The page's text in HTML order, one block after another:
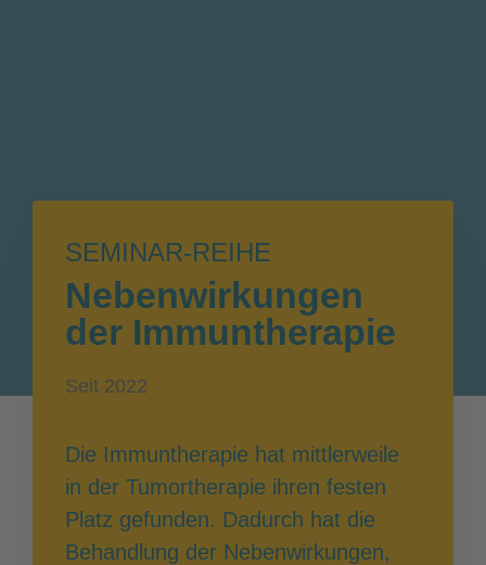
SEMINAR-REIHE
Nebenwirkungen
der Immuntherapie
Seit 2022
Die Immuntherapie hat mittlerweile
in der Tumortherapie ihren festen
Platz gefunden. Dadurch hat die
Behandlung der Nebenwirkungen,